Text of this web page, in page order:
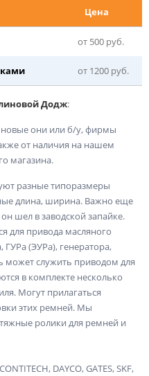
Цена
от 500 руб.
от 1200 руб.
Додж:
новые они или б/у, фирмы
от наличия на нашем
магазина.
разные типоразмеры
длина, ширина. Важно еще
шел в заводской запайке.
для привода масляного
ГУРа (ЭУРа), генератора,
служить приводом для
в комплекте несколько
Могут прилагаться
этих ремней. Мы
ролики для ремней и
DAYCO, GATES, SKF,